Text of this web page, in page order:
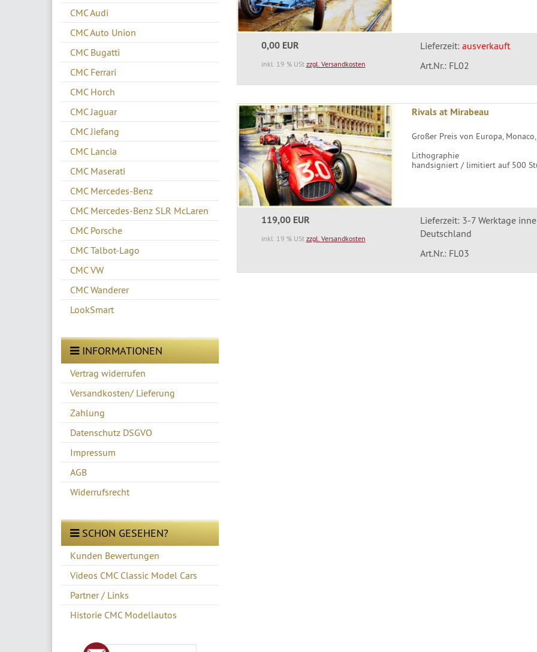
CMC Audi
CMC Auto Union
CMC Bugatti
CMC Ferrari
CMC Horch
CMC Jaguar
CMC Jiefang
CMC Lancia
CMC Maserati
CMC Mercedes-Benz
CMC Mercedes-Benz SLR McLaren
CMC Porsche
CMC Talbot-Lago
CMC VW
CMC Wanderer
LookSmart
INFORMATIONEN
Vertrag widerrufen
Versandkosten/ Lieferung
Zahlung
Datenschutz DSGVO
Impressum
AGB
Widerrufsrecht
SCHON GESEHEN?
Kunden Bewertungen
Videos CMC Classic Model Cars
Partner / Links
Historie CMC Modellautos
0,00 EUR
inkl. 19 % USt zzgl. Versandkosten
Lieferzeit: ausverkauft
Art.Nr.: FL02
Rivals at Mirabeau
Großer Preis von Europa,
Lithographie
handsigniert / limitiert auf 500
119,00 EUR
inkl. 19 % USt zzgl. Versandkosten
Lieferzeit: 3-7 Werktage
Deutschland
Art.Nr.: FL03